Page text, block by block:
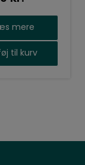
mere
til kurv